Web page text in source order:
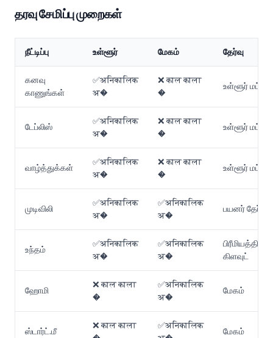
தரவு சேமிப்பு முறைகள்
நீட்டிப்பு உள்ளூர் மேகம் தேர்வு
கனவு
காணுங்கள்
✅अनिकालिक
अ�
❌ काल काला
�
உள்ளூர் மட்டும்
டேப்லிஸ்
✅अनिकालिक
अ�
❌ काल काला
�
உள்ளூர் மட்டும்
வாழ்த்துக்கள்
✅अनिकालिक
अ�
❌ काल काला
�
உள்ளூர் மட்டும்
முடிவிலி
✅अनिकालिक
अ�
✅अनिकालिक
अ�
பயனர் தேர்வு
உந்தம்
✅अनिकालिक
अ�
✅अनिकालिक
अ�
கிளவுட்
ஹோமி
❌ काल काला
�
✅अनिकालिक
अ�
மேகம்
ஸ்டார்ட்.மீ
❌ काल काला
✅अनिकालिक
மேகம்